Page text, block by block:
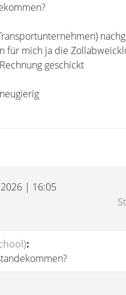
für mich ja die
geschickt
| 16:05
: